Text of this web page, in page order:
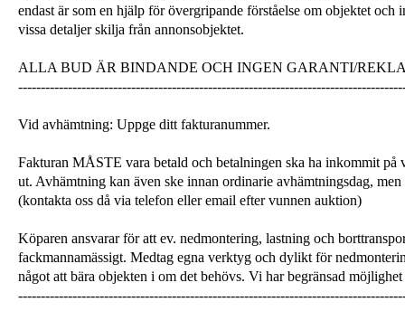
endast är som en hjälp för övergripande förståelse om objektet
vissa detaljer skilja från annonsobjektet.
ALLA BUD ÄR BINDANDE OCH INGEN GARANTI/
Vid avhämtning: Uppge ditt fakturanummer.
Fakturan MÅSTE vara betald och betalningen ska ha inkommit på
ut. Avhämtning kan även ske innan ordinarie avhämtningsdag,
(kontakta oss då via telefon eller email efter vunnen auktion)
Köparen ansvarar för att ev. nedmontering, lastning och
fackmannamässigt. Medtag egna verktyg och dylikt för
något att bära objekten i om det behövs. Vi har begränsad